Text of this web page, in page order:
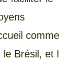
comme
Brésil, et l